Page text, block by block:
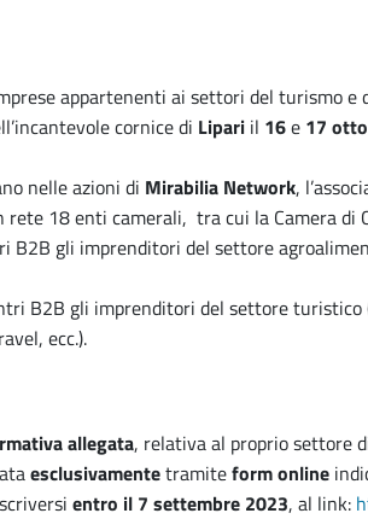
appartenenti ai settori del turismo e
cornice di Lipari il 16e 17
nelle azioni di Mirabilia Network,
18 enti camerali, tra cui la Camera di
B2B gli imprenditori del settore
B2B gli imprenditori del settore turistico
ecc.).
allegata, relativa al proprio settore
esclusivamentetramiteform online
entro il 7 settembre 2023, al link: